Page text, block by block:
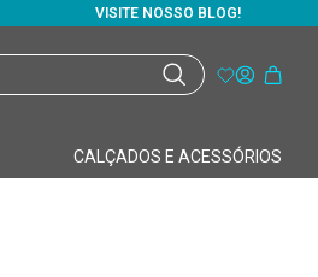
VISITE NOSSO BLOG!
CALÇADOS E ACESSÓRIOS